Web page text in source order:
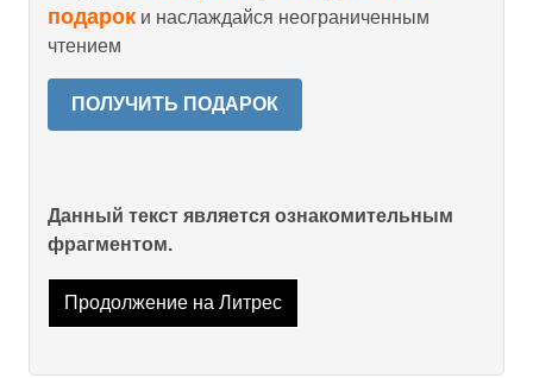
подарок и наслаждайся неограниченным
чтением
ПОЛУЧИТЬ ПОДАРОК
Данный текст является ознакомительным
фрагментом.
Продолжение на Литрес